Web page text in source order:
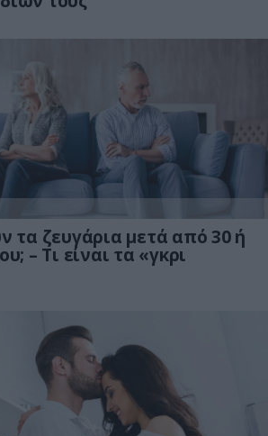
τα ζευγάρια μετά από 30 ή
– Τι είναι τα «γκρι